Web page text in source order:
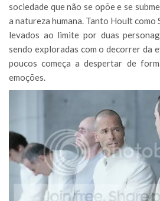
sociedade que não se opõe e se
a natureza humana. Tanto Hoult
levados ao limite por duas
sendo exploradas com o decorrer da
poucos começa a despertar de
emoções.